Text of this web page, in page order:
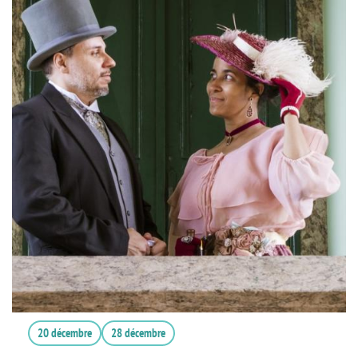
20 décembre 28 décembre